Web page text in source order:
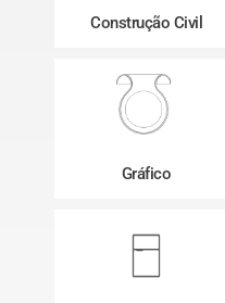
Construção Civil
Gráfico